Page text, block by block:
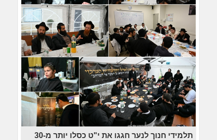
תלמידי חנוך לנער חגגו את י"ט כסלו יותר מ-30